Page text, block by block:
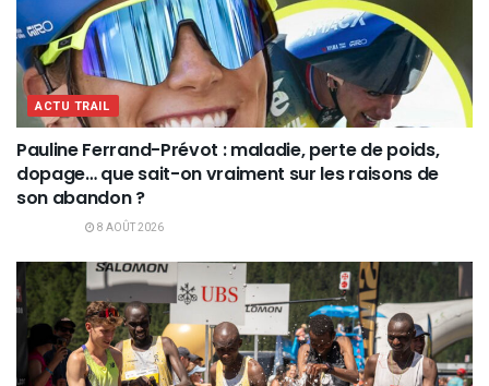
ACTU TRAIL
Pauline Ferrand-Prévot : maladie, perte de poids,
dopage… que sait-on vraiment sur les raisons de
son abandon ?
8 AOÛT 2026